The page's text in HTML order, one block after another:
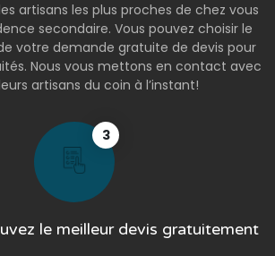
artisans les plus proches de chez vous
secondaire. Vous pouvez choisir le
votre demande gratuite de devis pour
Nous vous mettons en contact avec
artisans du coin à l’instant!
3
le meilleur devis gratuitement